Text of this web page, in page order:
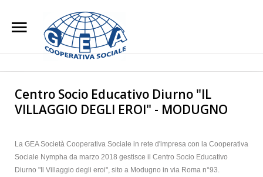
Home
L'impegno Sociale
Attività
SearchOur Site
Centro Socio Educativo Diurno "IL
VILLAGGIO DEGLI EROI" - MODUGNO
La GEA Società Cooperativa Sociale in rete d'impresa con la Cooperativa
Sociale Nympha da marzo 2018 gestisce il Centro Socio Educativo
Diurno "Il Villaggio degli eroi", sito a Modugno in via Roma n°93.